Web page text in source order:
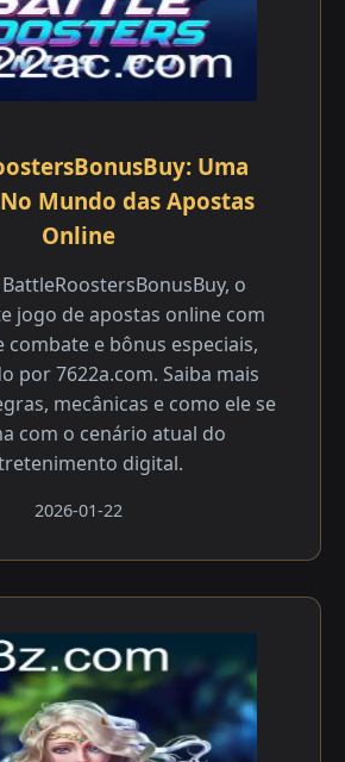
Uma
Mundo das Apostas
Online
o
jogo de apostas online com
combate e bônus especiais,
por 7622a.com. Saiba mais
mecânicas e como ele se
com o cenário atual do
digital.
2026-01-22